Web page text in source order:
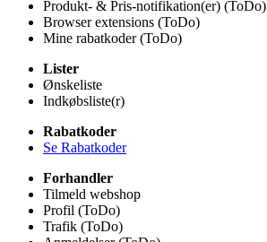
Produkt- & Pris-notifikation(er) (ToDo)
Browser extensions (ToDo)
Mine rabatkoder (ToDo)
Lister
Ønskeliste
Indkøbsliste(r)
Rabatkoder
Se Rabatkoder
Forhandler
Tilmeld webshop
Profil (ToDo)
Trafik (ToDo)